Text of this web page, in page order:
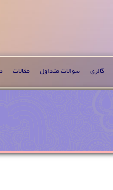
گالری سوالات متداول مقالات